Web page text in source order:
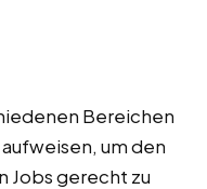
Bereichen
um den
Jobs gerecht zu